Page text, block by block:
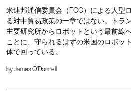
米連邦通信委員会（FCC）による人型
る対中貿易政策の一章ではない。トラ
主要研究所からロボットという最前線
ことに、守られるはずの米国のロボッ
体で回っている。
byJames O'Donnell